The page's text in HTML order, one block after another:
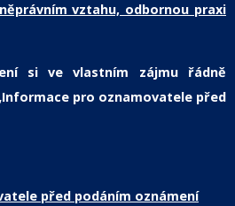
vztahu, odbornou praxi
si ve vlastním zájmu řádně
pro oznamovatele před
před podáním oznámení